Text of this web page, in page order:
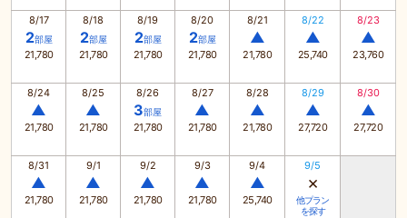
8/17
2部屋
21,780
8/18
2部屋
21,780
8/19
2部屋
21,780
8/20
2部屋
21,780
8/21
▲
21,780
8/22
▲
25,740
8/23
▲
23,760
8/24
▲
21,780
8/25
▲
21,780
8/26
3部屋
21,780
8/27
▲
21,780
8/28
▲
21,780
8/29
▲
27,720
8/30
▲
27,720
8/31
▲
21,780
9/1
▲
21,780
9/2
▲
21,780
9/3
▲
21,780
9/4
▲
25,740
9/5
×
他プラン
を探す